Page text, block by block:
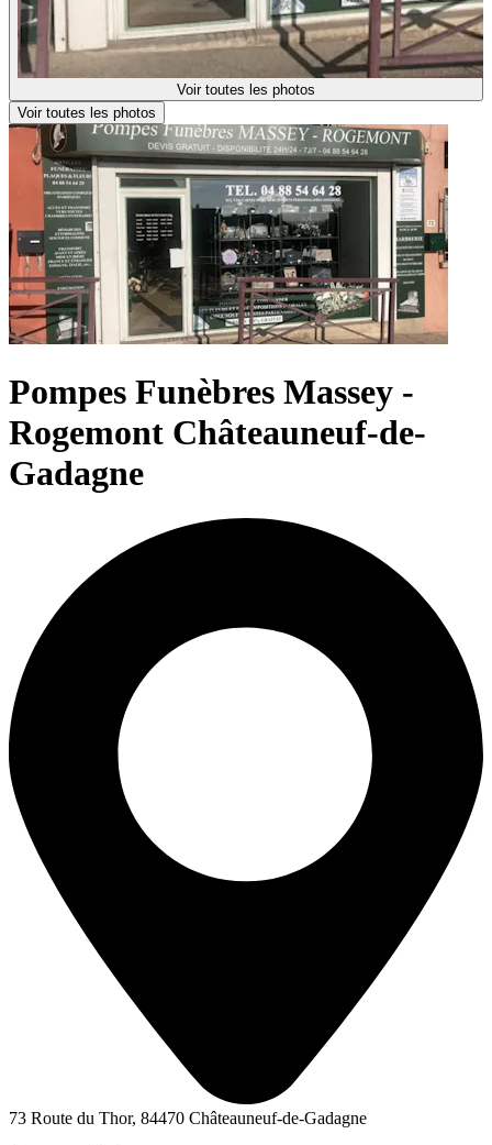
Voir toutes les photos
Voir toutes les photos
Pompes Funèbres Massey -
Rogemont Châteauneuf-de-
Gadagne
73 Route du Thor, 84470 Châteauneuf-de-Gadagne